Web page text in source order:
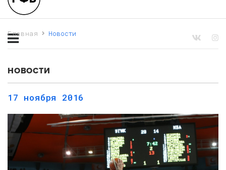
Главная Новости
НОВОСТИ
17 ноября 2016